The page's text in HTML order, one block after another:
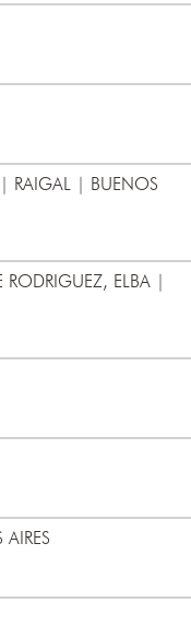
| RAIGAL | BUENOS
RODRIGUEZ, ELBA |